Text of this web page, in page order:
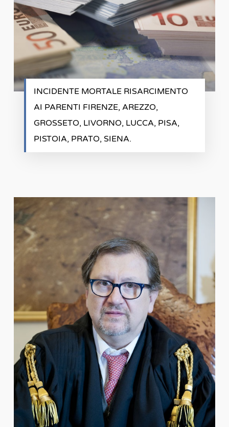
INCIDENTE MORTALE RISARCIMENTO
AI PARENTI FIRENZE, AREZZO,
GROSSETO, LIVORNO, LUCCA, PISA,
PISTOIA, PRATO, SIENA.